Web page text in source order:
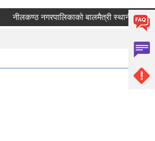
नीलकण्ठ नगरपालिकाको बालमैत्री स्थानीय